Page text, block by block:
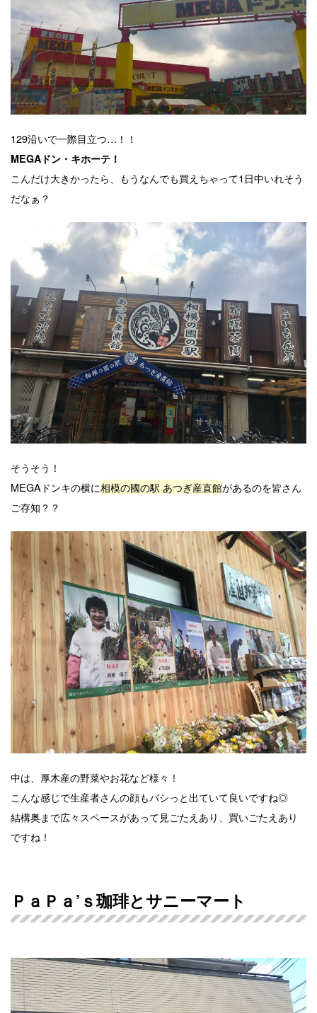
129沿いで一際目立つ…！！
MEGAドン・キホーテ！
こんだけ大きかったら、もうなんでも買えちゃって1日中いれそう
だなぁ？
そうそう！
MEGAドンキの横に相模の國の駅 あつぎ産直館があるのを皆さん
ご存知？？
中は、厚木産の野菜やお花など様々！
こんな感じで生産者さんの顔もバシっと出ていて良いですね◎
結構奥まで広々スペースがあって見ごたえあり、買いごたえあり
ですね！
ＰａＰａ’ｓ珈琲とサニーマート